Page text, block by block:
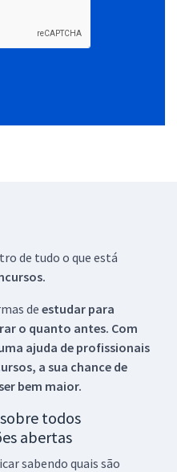
de tudo o que está
de estudar para
o quanto antes. Com
ajuda de profissionais
a sua chance de
bem maior.
todos
abertas
sabendo quais são